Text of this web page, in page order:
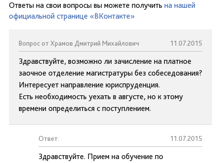
Ответы на свои вопросы вы можете получить на нашей
официальной странице «ВКонтакте»
Вопрос от Храмов Дмитрий Михайлович 11.07.2015
Здравствуйте, возможно ли зачисление на платное
заочное отделение магистратуры без собеседования?
Интересует направление юриспруденция.
Есть необходимость уехать в августе, но к этому
времени определиться с поступлением.
Ответ: 11.07.2015
Здравствуйте. Прием на обучение по